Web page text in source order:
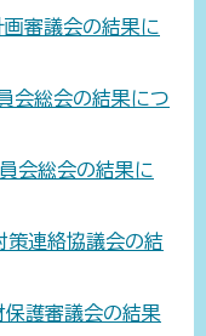
審議会の結果に
会総会の結果につ
会総会の結果に
策連絡協議会の結
護審議会の結果